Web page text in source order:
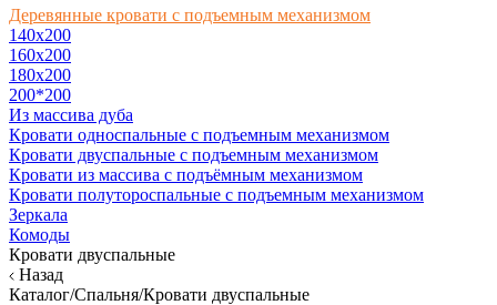
Деревянные кровати с подъемным механизмом
140x200
160х200
180х200
200*200
Из массива дуба
Кровати односпальные с подъемным механизмом
Кровати двуспальные с подъемным механизмом
Кровати из массива с подъёмным механизмом
Кровати полутороспальные с подъемным механизмом
Зеркала
Комоды
Кровати двуспальные
Назад
Каталог/Спальня/Кровати двуспальные